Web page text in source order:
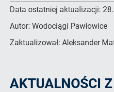
Data ostatniej aktualizacji:
Autor: Wodociągi Pawłowice
Zaktualizował: Aleksander
AKTUALNOŚCI